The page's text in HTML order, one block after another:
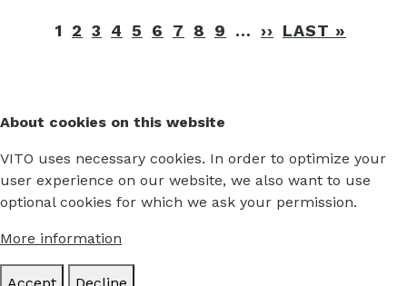
Pagination
1 2 3 4 5 6 7 8 9 … ›› NEXT
LAST »
About cookies on this website
VITO uses necessary cookies. In order to optimize your
user experience on our website, we also want to use
optional cookies for which we ask your permission.
More information